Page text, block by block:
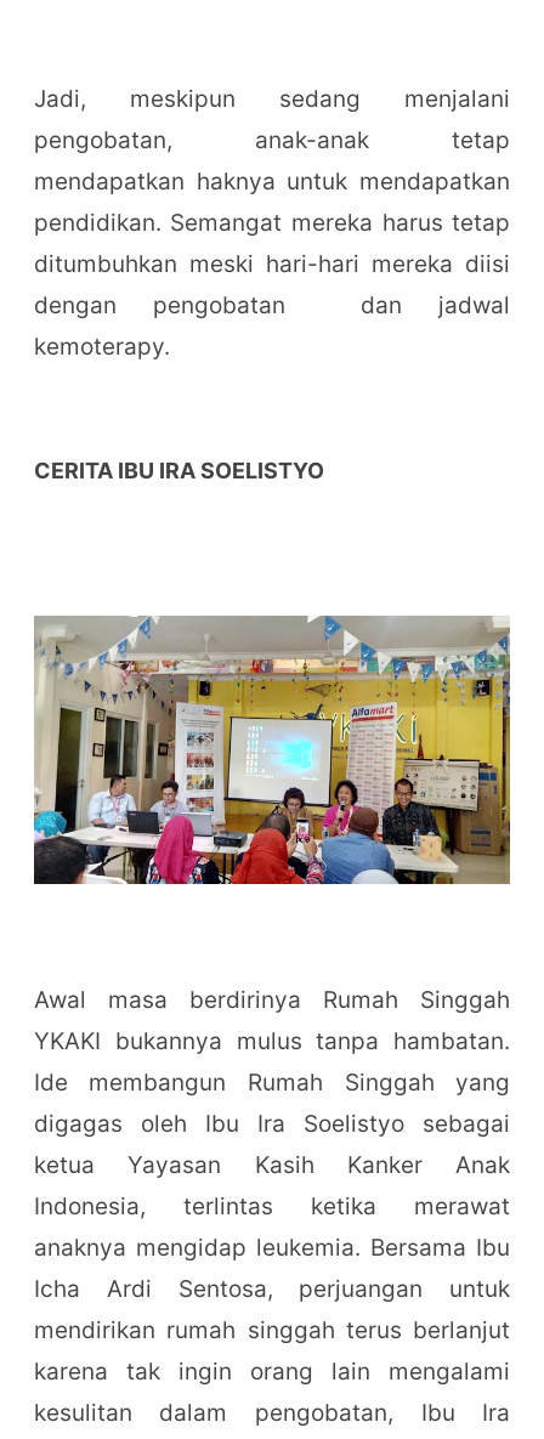
Jadi, meskipun sedang menjalani
pengobatan, anak-anak tetap
mendapatkan haknya untuk mendapatkan
pendidikan. Semangat mereka harus tetap
ditumbuhkan meski hari-hari mereka diisi
dengan pengobatan dan jadwal
kemoterapy.
CERITA IBU IRA SOELISTYO
Awal masa berdirinya Rumah Singgah
YKAKI bukannya mulus tanpa hambatan.
Ide membangun Rumah Singgah yang
digagas oleh Ibu Ira Soelistyo sebagai
ketua Yayasan Kasih Kanker Anak
Indonesia, terlintas ketika merawat
anaknya mengidap leukemia. Bersama Ibu
Icha Ardi Sentosa, perjuangan untuk
mendirikan rumah singgah terus berlanjut
karena tak ingin orang lain mengalami
kesulitan dalam pengobatan, Ibu Ira